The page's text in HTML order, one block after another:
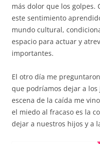
más dolor que los golpes.
este sentimiento
mundo cultural,
espacio para actuar y
importantes.
El otro día me
que podríamos dejar a los
escena de la caída me
el miedo al fracaso es la
dejar a nuestros hijos y a